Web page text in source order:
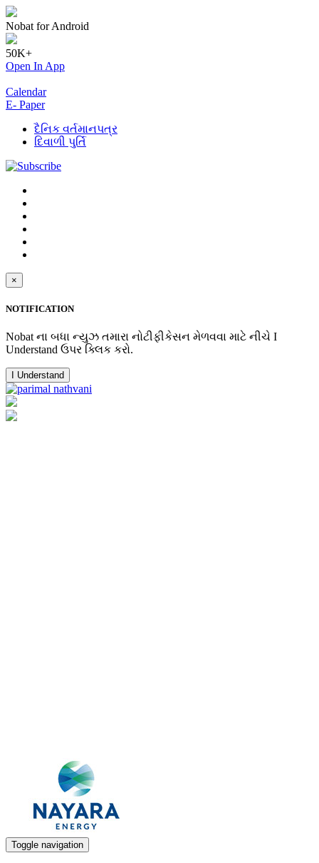
Nobat for Android
50K+
Open In App
Calendar
E- Paper
દૈનિક વર્તમાનપત્ર
દિવાળી પુર્તિ
×
NOTIFICATION
Nobat ના બધા ન્યુઝ તમારા નોટીફીકેસન મેળવવા માટે નીચે I
Understand ઉપર ક્લિક કરો.
I Understand
Toggle navigation